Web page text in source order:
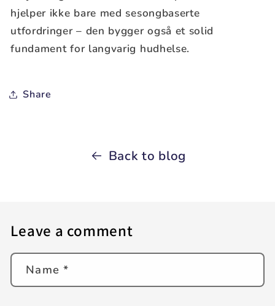
hjelper ikke bare med sesongbaserte
utfordringer – den bygger også et solid
fundament for langvarig hudhelse.
Share
Back to blog
Leave a comment
Name *